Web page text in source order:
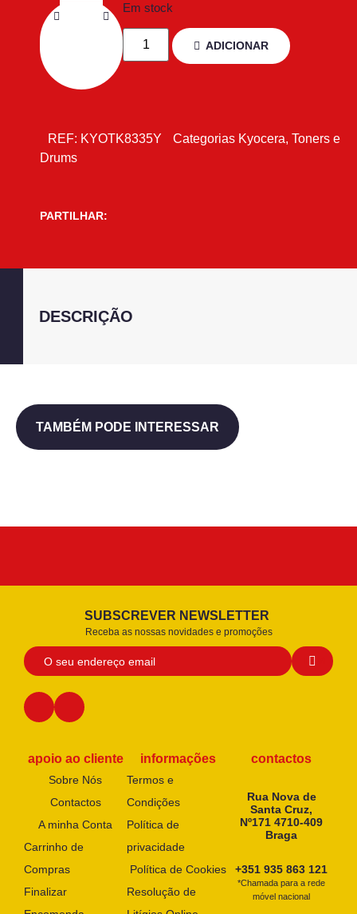
Em stock
ADICIONAR
REF: KYOTK8335Y Categorias Kyocera, Toners e
Drums
PARTILHAR:
DESCRIÇÃO
TAMBÉM PODE INTERESSAR
SUBSCREVER NEWSLETTER
Receba as nossas novidades e promoções
apoio ao cliente
Sobre Nós
Contactos
A minha Conta
Carrinho de
Compras
Finalizar
informações
Termos e
Condições
Política de
privacidade
Política de Cookies
Resolução de
contactos
Rua Nova de
Santa Cruz,
Nº171 4710-409
Braga
+351 935 863 121
*Chamada para a rede
móvel nacional